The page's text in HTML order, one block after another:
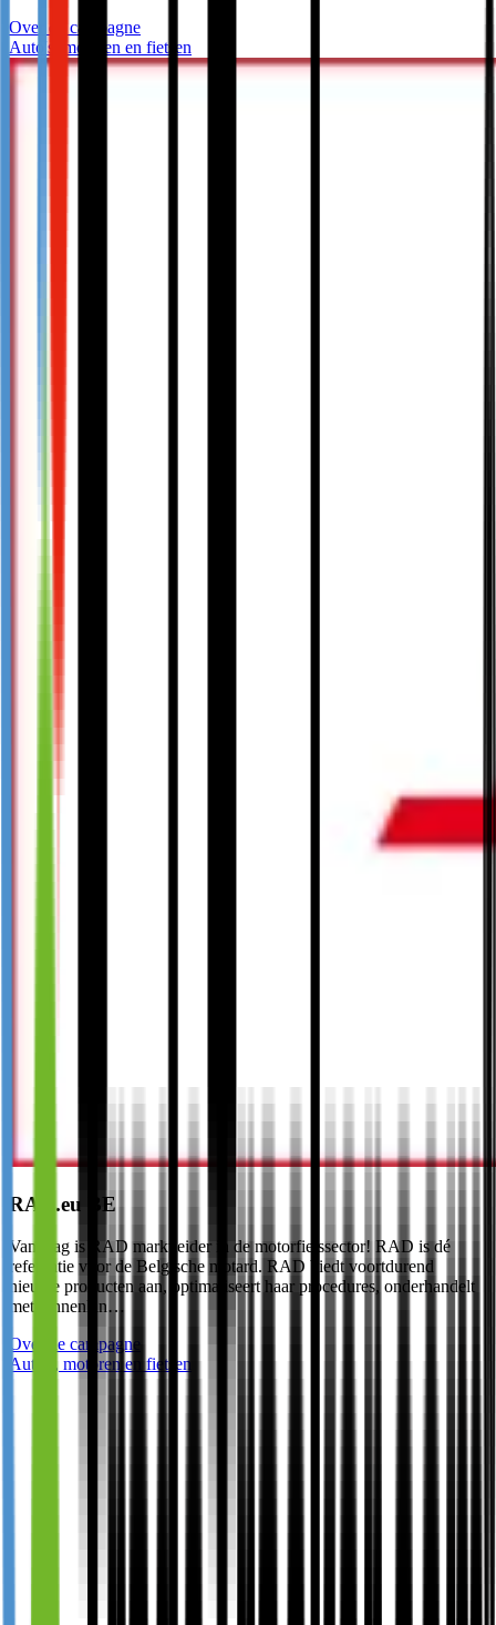
Over de campagne
Auto's, motoren en fietsen
RAD.eu BE
Vandaag is RAD marktleider in de motorfietssector! RAD is dé
referentie voor de Belgische motard. RAD biedt voortdurend
nieuwe producten aan, optimaliseert haar procedures, onderhandelt
met binnenlan…
Over de campagne
Auto's, motoren en fietsen